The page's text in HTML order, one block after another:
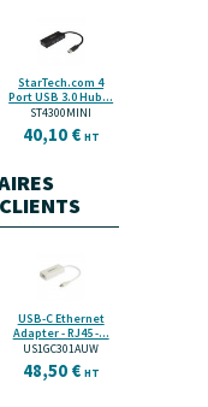
StarTech.com 4
Port USB 3.0 Hub...
ST4300MINI
40,10 € HT
USB-C Ethernet
Adapter - RJ45 -...
US1GC301AUW
48,50 € HT